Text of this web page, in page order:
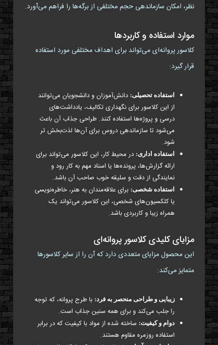
نظر، امکان سازماندهی حجم مختلفی از برگه‌ها را فراهم می‌آورد.
موارد استفاده و کاربردها
کلاسور پروانه‌ای می‌تواند برای اهداف مختلفی مورد استفاده
قرار گیرد:
استفاده تحصیلی: دانش‌آموزان و دانشجویان می‌توانند
از این کلاسور برای نگهداری تکالیف، یادداشت‌های
درسی و پروژه‌ها استفاده کنند. طراحی جذاب آن باعث
می‌شود تا سازماندهی دروس برای آن‌ها لذت‌بخش تر
شود.
استفاده اداری: در محیط کار، این کلاسور می‌تواند برای
ارائه گزارش‌ها، پرونده‌ها یا اسناد مهم به کار رود و
نمایندگی از دقت و سلیقه خوب صاحب آن باشد.
استفاده شخصی: برای علاقه‌مندان به هنر، خاطره‌نویسی
یا کلکسیون‌های شخصی، این کلاسور می‌تواند یک
همراه زیبا و کاربردی باشد.
مزایای کلیدی کلاسور پروانه‌ای
این محصول مزایای متعددی دارد که آن را از سایر کلاسورها
متمایز می‌کند:
زیبایی و طراحی منحصر به فرد: با طرح پروانه، که توجه
را جلب می‌کند و برای همه سنین جذاب است.
دوام و کیفیت: ساخته شده از مواد با کیفیت که در برابر
استفاده روزمره مقاوم هستند.